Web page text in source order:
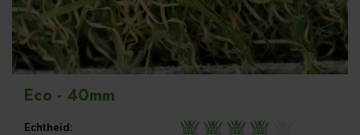
Eco - 40mm
Echtheid: